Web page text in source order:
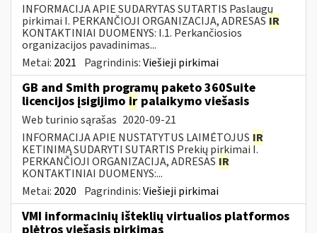
INFORMACIJA APIE SUDARYTAS SUTARTIS Paslaugų
pirkimai I. PERKANČIOJI ORGANIZACIJA, ADRESAS IR
KONTAKTINIAI DUOMENYS: I.1. Perkančiosios
organizacijos pavadinimas...
Metai: 2021 Pagrindinis:Viešieji pirkimai
GB and Smith programų paketo 360Suite
licencijos įsigijimo ir palaikymo viešasis
Web turinio sąrašas 2020-09-21
INFORMACIJA APIE NUSTATYTUS LAIMĖTOJUS IR
KETINIMĄ SUDARYTI SUTARTIS Prekių pirkimai I.
PERKANČIOJI ORGANIZACIJA, ADRESAS IR
KONTAKTINIAI DUOMENYS:...
Metai: 2020 Pagrindinis:Viešieji pirkimai
VMI informacinių išteklių virtualios platformos
plėtros viešasis pirkimas